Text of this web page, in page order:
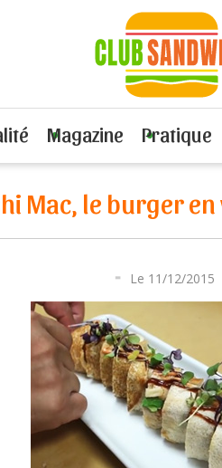
Magazine Pratique
le burger en version japonaise
Mac, le burger
Le 11/12/2015